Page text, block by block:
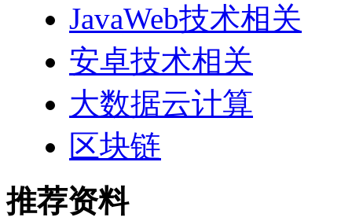
JavaWeb技术相关
安卓技术相关
大数据云计算
区块链
推荐资料